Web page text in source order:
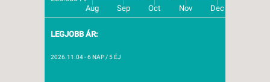
LEGJOBB ÁR:
2026.11.04- 6 NAP / 5 ÉJ